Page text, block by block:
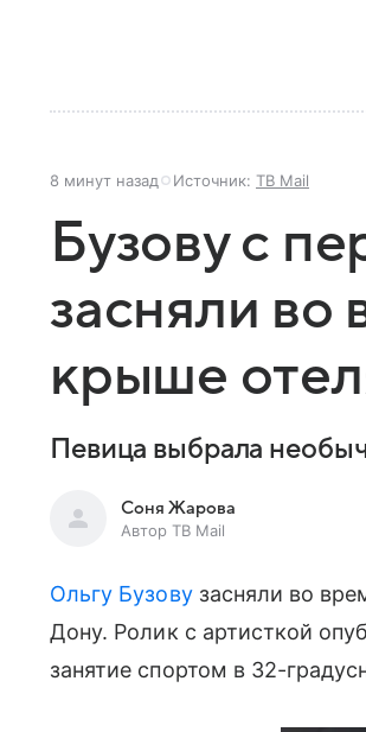
8 минут назад Источник: ТВ Mail
Бузову с
засняли во
крыше
Певица выбрала
Соня Жарова
Автор ТВ Mail
Ольгу Бузовузасняли во
Дону. Ролик с артисткой
занятие спортом в 32-